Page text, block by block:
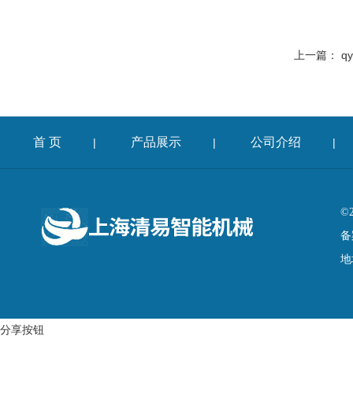
上一篇：
首 页 | 产品展示 | 公司介绍 |
备
分享按钮